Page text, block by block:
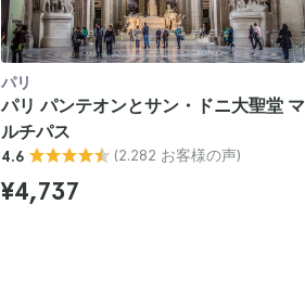
パリ
パリ パンテオンとサン・ドニ大聖堂 マ
ルチパス
4.6 (2.282 お客様の声)
¥4,737